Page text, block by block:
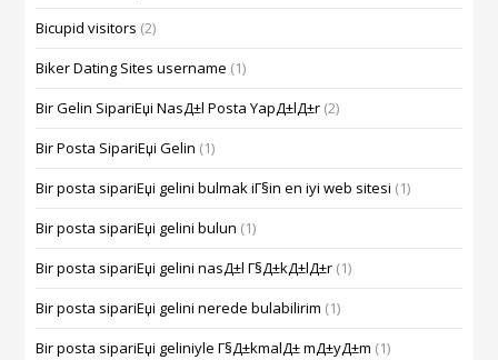
Bicupid visitors (2)
Biker Dating Sites username (1)
Bir Gelin SipariЕџi NasД±l Posta YapД±lД±r (2)
Bir Posta SipariЕџi Gelin (1)
Bir posta sipariЕџi gelini bulmak iГ§in en iyi web sitesi (1)
Bir posta sipariЕџi gelini bulun (1)
Bir posta sipariЕџi gelini nasД±l Г§Д±kД±lД±r (1)
Bir posta sipariЕџi gelini nerede bulabilirim (1)
Bir posta sipariЕџi geliniyle Г§Д±kmalД± mД±yД±m (1)